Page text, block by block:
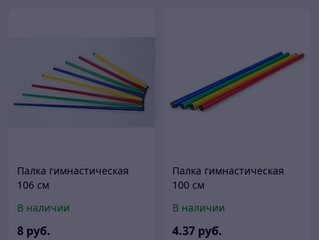
Палка гимнастическая
106 см
В наличии
8 руб.
Палка гимнастическая
100 см
В наличии
4.37 руб.